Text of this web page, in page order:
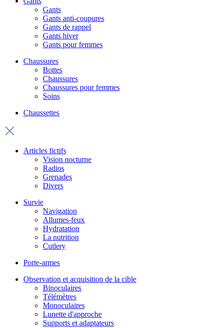
Gants
Gants anti-coupures
Gants de rappel
Gants hiver
Gants pour femmes
Chaussures
Bottes
Chaussures
Chaussures pour femmes
Soins
Chaussettes
Articles fictifs
Vision nocturne
Radios
Grenades
Divers
Survie
Navigation
Allumes-feux
Hydratation
La nutrition
Cutlery
Porte-armes
Observation et acquisition de la cible
Binoculaires
Télémètres
Monoculaires
Lunette d'approche
Supports et adaptateurs